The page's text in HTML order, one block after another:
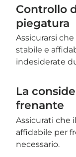
Controllo
piegatura
Assicurarsi
stabile e
indesiderate
La
frenante
Assicurati che
affidabile per
necessario.